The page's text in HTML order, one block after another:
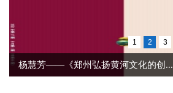
杨慧芳——《郑州弘扬黄河文化的创...
1 2 3